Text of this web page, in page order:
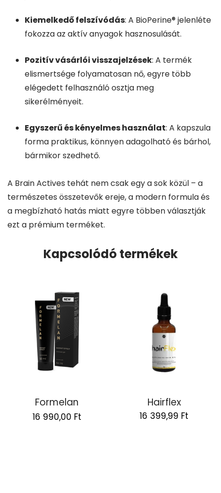
Kiemelkedő felszívódás: A BioPerine® jelenléte
fokozza az aktív anyagok hasznosulását.
Pozitív vásárlói visszajelzések: A termék
elismertsége folyamatosan nő, egyre több
elégedett felhasználó osztja meg
sikerélményeit.
Egyszerű és kényelmes használat: A kapszula
forma praktikus, könnyen adagolható és bárhol,
bármikor szedhető.
A Brain Actives tehát nem csak egy a sok közül – a
természetes összetevők ereje, a modern formula és
a megbízható hatás miatt egyre többen választják
ezt a prémium terméket.
Kapcsolódó termékek
Formelan
Original
16 990,00 Ft
Hairflex
16 399,99 Ft